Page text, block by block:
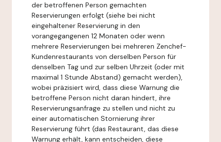
der betroffenen Person gemachten
Reservierungen erfolgt (siehe bei nicht
eingehaltener Reservierung in den
vorangegangenen 12 Monaten oder wenn
mehrere Reservierungen bei mehreren Zenchef-
Kundenrestaurants von derselben Person für
denselben Tag und zur selben Uhrzeit (oder mit
maximal 1 Stunde Abstand) gemacht werden),
wobei präzisiert wird, dass diese Warnung die
betroffene Person nicht daran hindert, ihre
Reservierungsanfrage zu stellen und nicht zu
einer automatischen Stornierung ihrer
Reservierung führt (das Restaurant, das diese
Warnung erhält, kann entscheiden, diese